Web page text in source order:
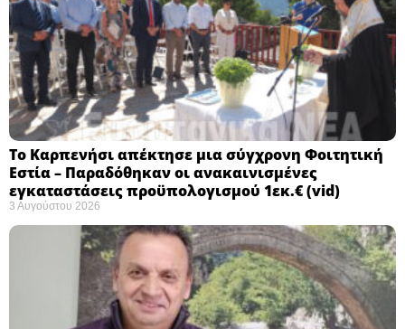
Το Καρπενήσι απέκτησε μια σύγχρονη Φοιτητική
Εστία – Παραδόθηκαν οι ανακαινισμένες
εγκαταστάσεις προϋπολογισμού 1εκ.€ (vid)
3 Αυγούστου 2026